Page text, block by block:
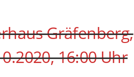
Gräfenberg,
16:00 Uhr